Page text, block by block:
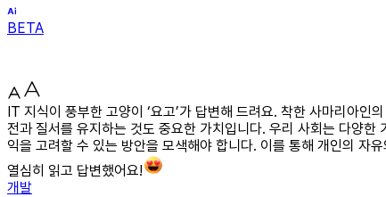
BETA
IT 지식이 풍부한 고양이 ‘요고’가 답변해 드려요. 착한 사마리아
전과 질서를 유지하는 것도 중요한 가치입니다. 우리 사회는 다양
익을 고려할 수 있는 방안을 모색해야 합니다. 이를 통해 개인의 자
열심히 읽고 답변했어요!
개발